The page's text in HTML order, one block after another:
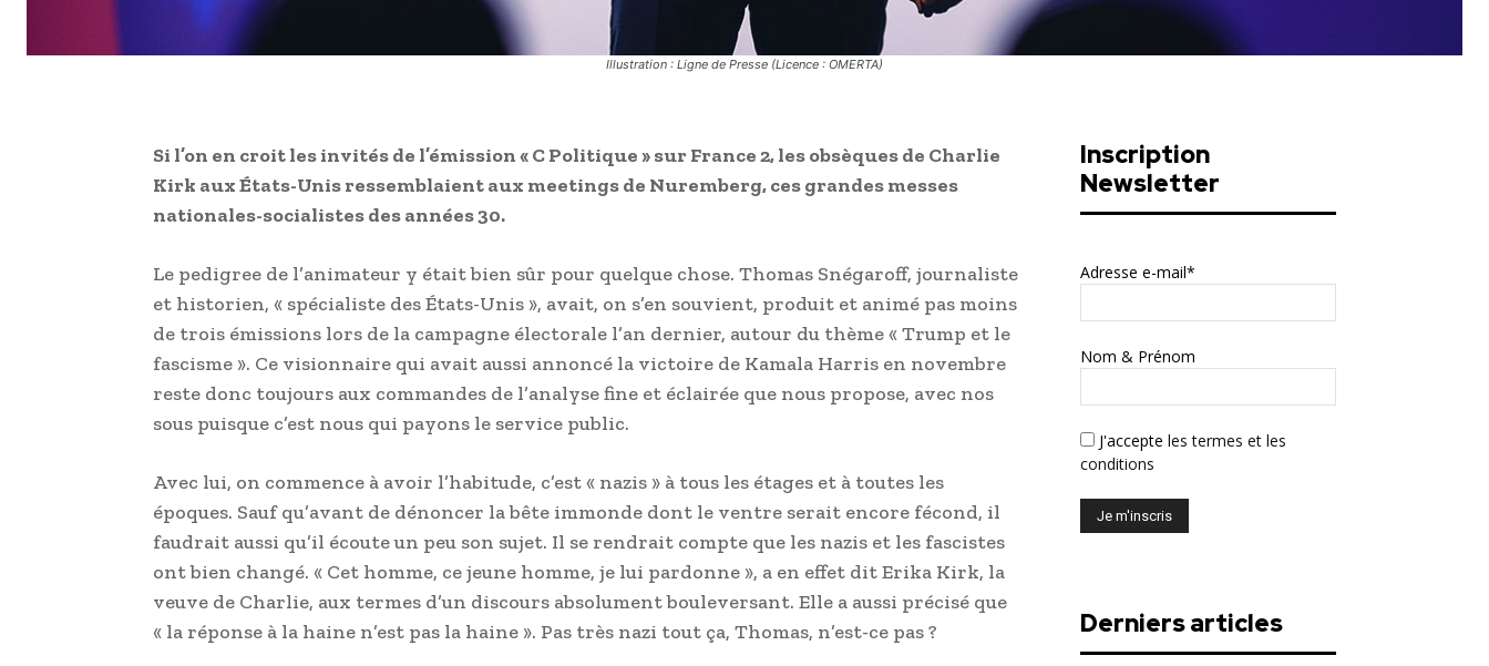
Illustration : Ligne de Presse (Licence : OMERTA)
Si l’on en croit les invités de l’émission « C Politique » sur France 2, les obsèques de Charlie
Kirk aux États-Unis ressemblaient aux meetings de Nuremberg, ces grandes messes
nationales-socialistes des années 30.
Le pedigree de l’animateur y était bien sûr pour quelque chose. Thomas Snégaroff, journaliste
et historien, « spécialiste des États-Unis », avait, on s’en souvient, produit et animé pas moins
de trois émissions lors de la campagne électorale l’an dernier, autour du thème « Trump et le
fascisme ». Ce visionnaire qui avait aussi annoncé la victoire de Kamala Harris en novembre
reste donc toujours aux commandes de l’analyse fine et éclairée que nous propose, avec nos
sous puisque c’est nous qui payons le service public.
Avec lui, on commence à avoir l’habitude, c’est « nazis » à tous les étages et à toutes les
époques. Sauf qu’avant de dénoncer la bête immonde dont le ventre serait encore fécond, il
faudrait aussi qu’il écoute un peu son sujet. Il se rendrait compte que les nazis et les fascistes
ont bien changé. « Cet homme, ce jeune homme, je lui pardonne », a en effet dit Erika Kirk, la
veuve de Charlie, aux termes d’un discours absolument bouleversant. Elle a aussi précisé que
« la réponse à la haine n’est pas la haine ». Pas très nazi tout ça, Thomas, n’est-ce pas ?
Inscription
Newsletter
Adresse e-mail*
Nom & Prénom
J'accepte les termes et les
conditions
Derniers articles